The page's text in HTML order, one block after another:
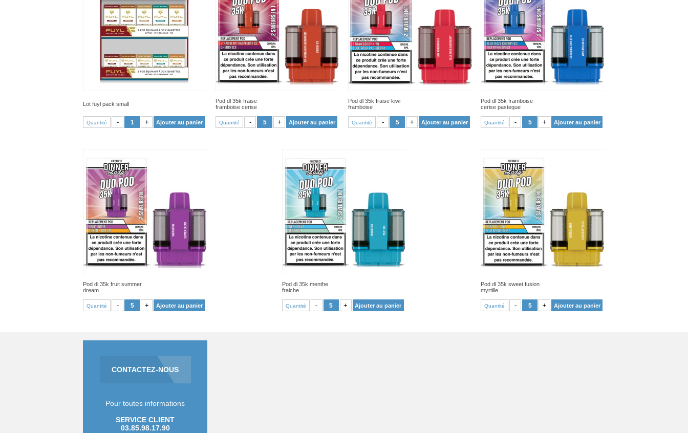
Lot fuyl pack small
Quantité - + Ajouter au panier
Pod dl 35k fraise
framboise cerise
Quantité - + Ajouter au panier
Pod dl 35k fraise kiwi
framboise
Quantité - + Ajouter au panier
Pod dl 35k framboise
cerise pasteque
Quantité - + Ajouter au panier
Pod dl 35k fruit summer
dream
Quantité - + Ajouter au panier
Pod dl 35k menthe
fraiche
Quantité - + Ajouter au panier
Pod dl 35k sweet fusion
myrtille
Quantité - + Ajouter au panier
CONTACTEZ-NOUS
Pour toutes informations
SERVICE CLIENT
03.85.98.17.90